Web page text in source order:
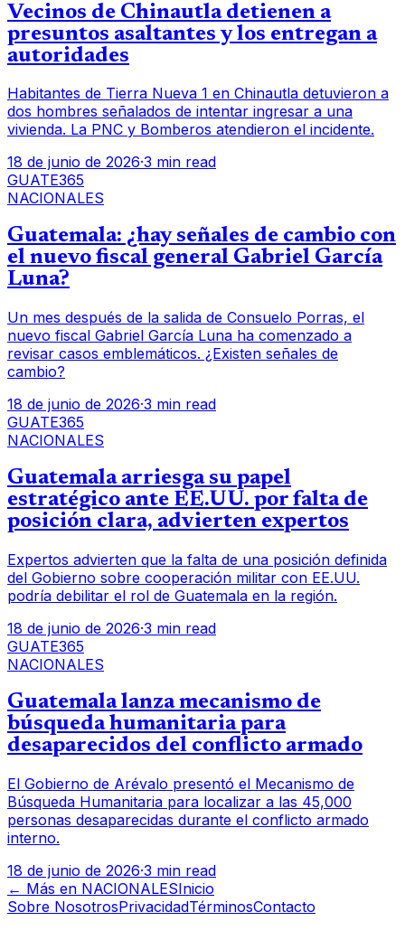
Vecinos de Chinautla detienen a
presuntos asaltantes y los entregan a
autoridades
Habitantes de Tierra Nueva 1 en Chinautla detuvieron a
dos hombres señalados de intentar ingresar a una
vivienda. La PNC y Bomberos atendieron el incidente.
18 de junio de 2026·3 min read
GUATE365
NACIONALES
Guatemala: ¿hay señales de cambio con
el nuevo fiscal general Gabriel García
Luna?
Un mes después de la salida de Consuelo Porras, el
nuevo fiscal Gabriel García Luna ha comenzado a
revisar casos emblemáticos. ¿Existen señales de
cambio?
18 de junio de 2026·3 min read
GUATE365
NACIONALES
Guatemala arriesga su papel
estratégico ante EE.UU. por falta de
posición clara, advierten expertos
Expertos advierten que la falta de una posición definida
del Gobierno sobre cooperación militar con EE.UU.
podría debilitar el rol de Guatemala en la región.
18 de junio de 2026·3 min read
GUATE365
NACIONALES
Guatemala lanza mecanismo de
búsqueda humanitaria para
desaparecidos del conflicto armado
El Gobierno de Arévalo presentó el Mecanismo de
Búsqueda Humanitaria para localizar a las 45,000
personas desaparecidas durante el conflicto armado
interno.
18 de junio de 2026·3 min read
← Más en NACIONALESInicio
Sobre NosotrosPrivacidadTérminosContacto